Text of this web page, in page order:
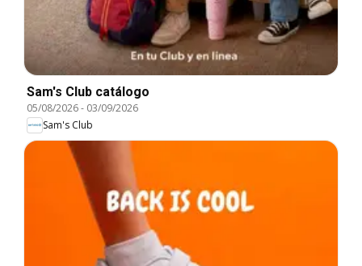
Sam's Club catálogo
05/08/2026- 03/09/2026
Sam's Club